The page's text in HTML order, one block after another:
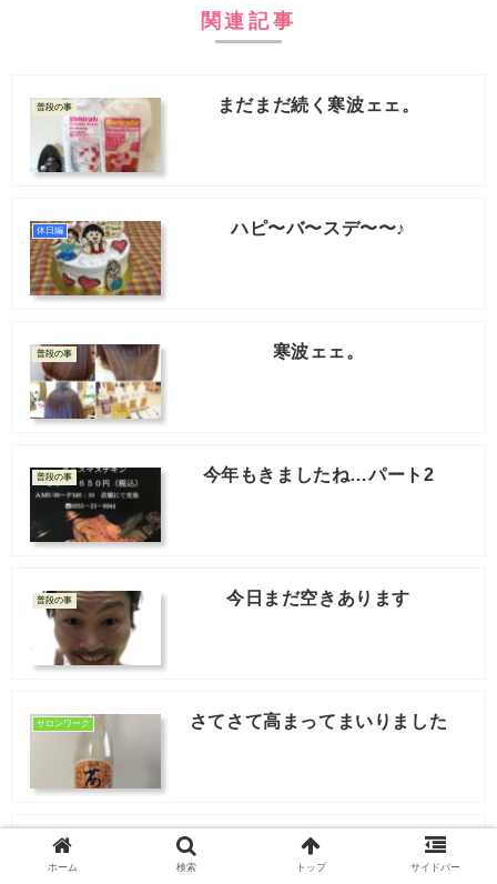
関連記事
普段の事 まだまだ続く寒波ェェ。
休日編 ハピ〜バ〜スデ〜〜♪
普段の事 寒波ェェ。
普段の事 今年もきましたね…パート2
普段の事 今日まだ空きあります
サロンワーク さてさて高まってまいりました
普段の事
あれ?梅雨入りしたよね？的な快
晴ですね
ホーム 検索 トップ サイドバー